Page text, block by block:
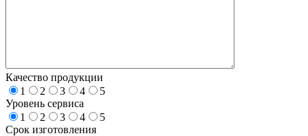
Качество продукции
1
2 3 4
5
Уровень сервиса
1
2 3 4
5
Срок изготовления